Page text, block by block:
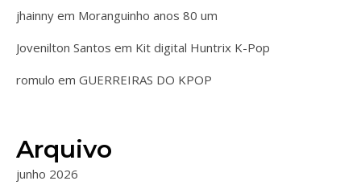
jhainny em Moranguinho anos 80 um
Jovenilton Santos em Kit digital Huntrix K-Pop
romulo em GUERREIRAS DO KPOP
Arquivo
junho 2026